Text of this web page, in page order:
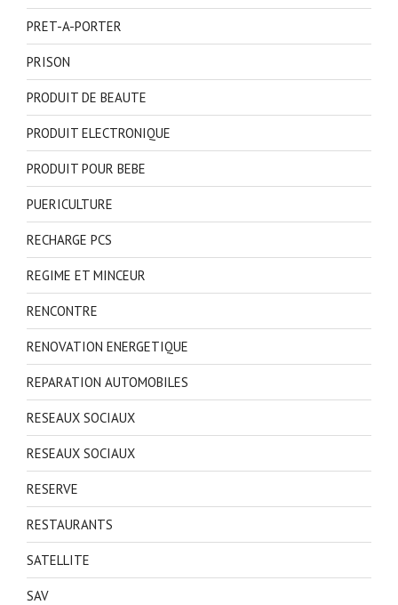
PRET-A-PORTER
PRISON
PRODUIT DE BEAUTE
PRODUIT ELECTRONIQUE
PRODUIT POUR BEBE
PUERICULTURE
RECHARGE PCS
REGIME ET MINCEUR
RENCONTRE
RENOVATION ENERGETIQUE
REPARATION AUTOMOBILES
RESEAUX SOCIAUX
RESEAUX SOCIAUX
RESERVE
RESTAURANTS
SATELLITE
SAV